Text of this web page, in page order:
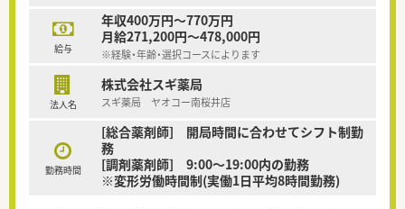
給与
年収400万円～770万円
月給271,200円～478,000円
※経験・年齢・選択コースによります
法人名
株式会社スギ薬局
スギ薬局 ヤオコー南桜井店
勤務時間
[総合薬剤師] 開局時間に合わせてシフト制勤
務
[調剤薬剤師] 9:00～19:00内の勤務
※変形労働時間制(実働1日平均8時間勤務)